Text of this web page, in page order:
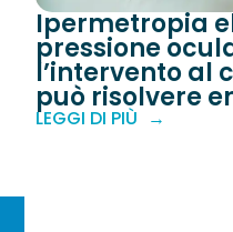
Ipermetropia
pressione
l’intervento al
può risolvere
LEGGI DI PIÙ